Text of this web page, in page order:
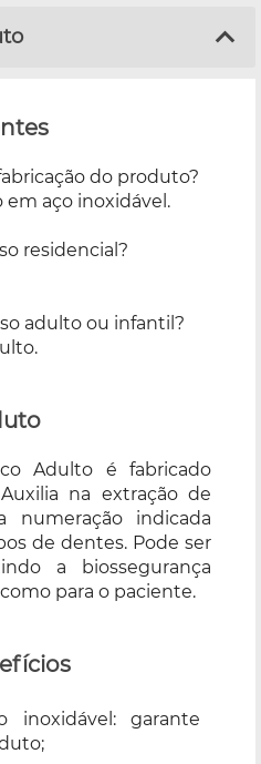
do produto?
em aço inoxidável.
residencial?
adulto ou infantil?
Adulto é fabricado
na extração de
numeração indicada
de dentes. Pode ser
a biossegurança
para o paciente.
inoxidável: garante